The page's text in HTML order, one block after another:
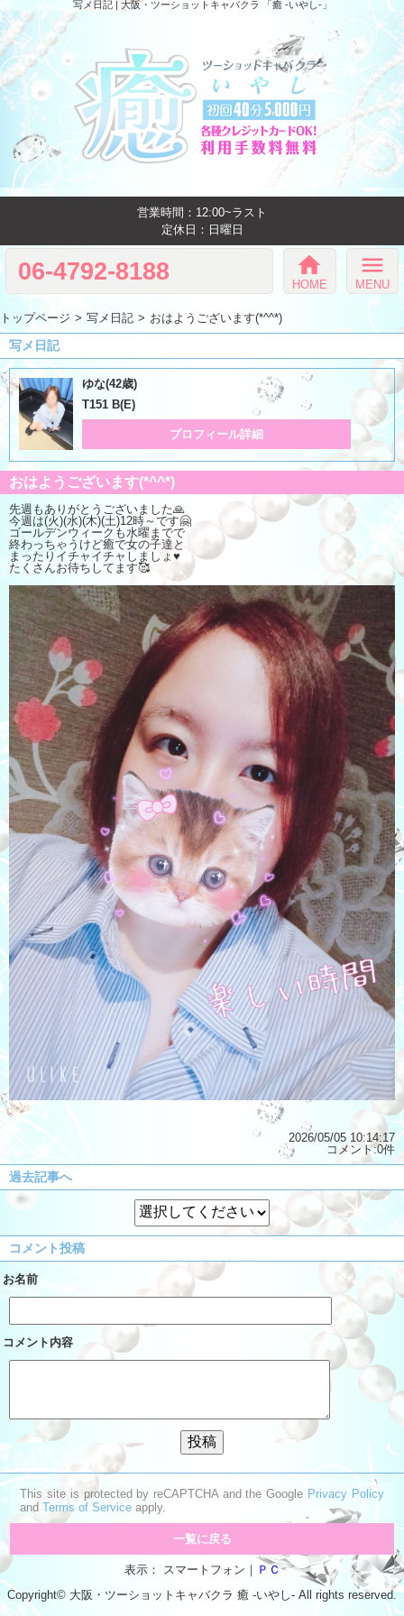
写メ日記 | 大阪・ツーショットキャバクラ 「癒 -いやし‐」
営業時間：12:00~ラスト
定休日：日曜日
06-4792-8188 home
HOME
menu
MENU
トップページ 写メ日記 おはようございます(*^^*)
写メ日記
ゆな(42歳)
T151 B(E)
プロフィール詳細
おはようございます(*^^*)
先週もありがとうございました🙏
今週は(火)(水)(木)(土)12時～です🤗
ゴールデンウィークも水曜までで
終わっちゃうけど癒で女の子達と
まったりイチャイチャしましょ♥️
たくさんお待ちしてます🥰
2026/05/05 10:14:17
コメント:0件
過去記事へ
コメント投稿
お名前
コメント内容
This site is protected by reCAPTCHA and the Google Privacy Policy
andTerms of Service apply.
一覧に戻る
表示： スマートフォン｜ ＰＣ
Copyright© 大阪・ツーショットキャバクラ 癒 -いやし‐ All rights reserved.